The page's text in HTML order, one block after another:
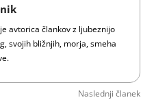
avtorica člankov z ljubeznijo
svojih bližnjih, morja, smeha
Naslednji članek